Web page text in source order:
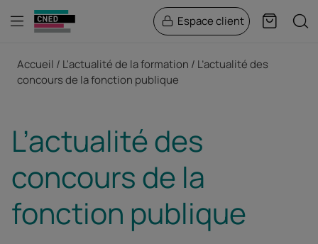
Menu Espace client Panier
Accueil L'actualité de la formation
L’actualité des
concours de la fonction publique
L’actualité des
concours de la
fonction publique